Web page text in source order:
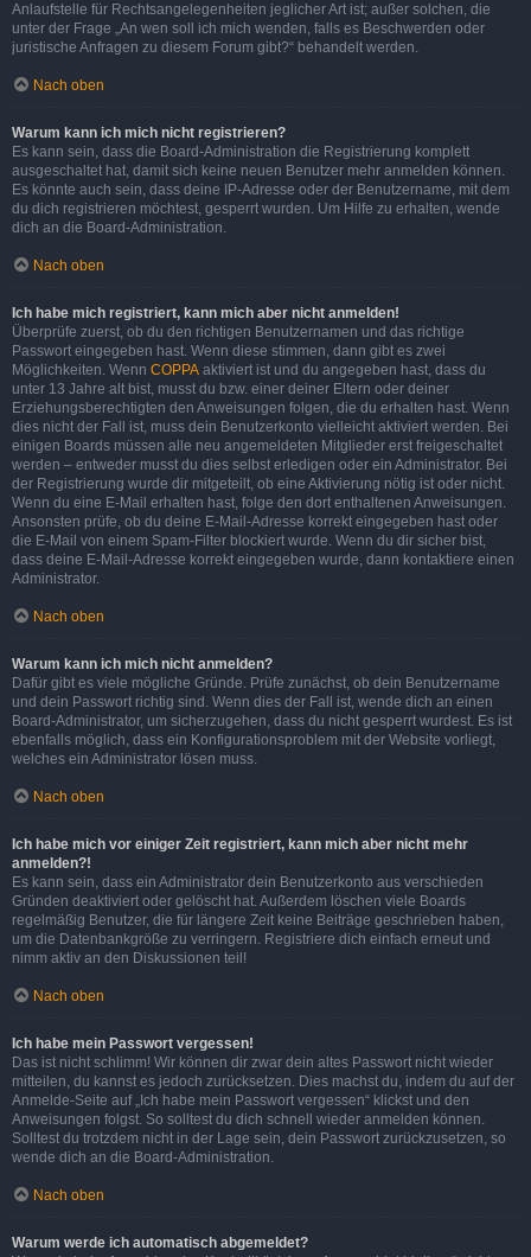
Anlaufstelle für Rechtsangelegenheiten jeglicher Art ist; außer solchen, die
unter der Frage „An wen soll ich mich wenden, falls es Beschwerden oder
juristische Anfragen zu diesem Forum gibt?“ behandelt werden.
Nach oben
Warum kann ich mich nicht registrieren?
Es kann sein, dass die Board-Administration die Registrierung komplett
ausgeschaltet hat, damit sich keine neuen Benutzer mehr anmelden können.
Es könnte auch sein, dass deine IP-Adresse oder der Benutzername, mit dem
du dich registrieren möchtest, gesperrt wurden. Um Hilfe zu erhalten, wende
dich an die Board-Administration.
Nach oben
Ich habe mich registriert, kann mich aber nicht anmelden!
Überprüfe zuerst, ob du den richtigen Benutzernamen und das richtige
Passwort eingegeben hast. Wenn diese stimmen, dann gibt es zwei
Möglichkeiten. Wenn COPPA aktiviert ist und du angegeben hast, dass du
unter 13 Jahre alt bist, musst du bzw. einer deiner Eltern oder deiner
Erziehungsberechtigten den Anweisungen folgen, die du erhalten hast. Wenn
dies nicht der Fall ist, muss dein Benutzerkonto vielleicht aktiviert werden. Bei
einigen Boards müssen alle neu angemeldeten Mitglieder erst freigeschaltet
werden – entweder musst du dies selbst erledigen oder ein Administrator. Bei
der Registrierung wurde dir mitgeteilt, ob eine Aktivierung nötig ist oder nicht.
Wenn du eine E-Mail erhalten hast, folge den dort enthaltenen Anweisungen.
Ansonsten prüfe, ob du deine E-Mail-Adresse korrekt eingegeben hast oder
die E-Mail von einem Spam-Filter blockiert wurde. Wenn du dir sicher bist,
dass deine E-Mail-Adresse korrekt eingegeben wurde, dann kontaktiere einen
Administrator.
Nach oben
Warum kann ich mich nicht anmelden?
Dafür gibt es viele mögliche Gründe. Prüfe zunächst, ob dein Benutzername
und dein Passwort richtig sind. Wenn dies der Fall ist, wende dich an einen
Board-Administrator, um sicherzugehen, dass du nicht gesperrt wurdest. Es ist
ebenfalls möglich, dass ein Konfigurationsproblem mit der Website vorliegt,
welches ein Administrator lösen muss.
Nach oben
Ich habe mich vor einiger Zeit registriert, kann mich aber nicht mehr
anmelden?!
Es kann sein, dass ein Administrator dein Benutzerkonto aus verschieden
Gründen deaktiviert oder gelöscht hat. Außerdem löschen viele Boards
regelmäßig Benutzer, die für längere Zeit keine Beiträge geschrieben haben,
um die Datenbankgröße zu verringern. Registriere dich einfach erneut und
nimm aktiv an den Diskussionen teil!
Nach oben
Ich habe mein Passwort vergessen!
Das ist nicht schlimm! Wir können dir zwar dein altes Passwort nicht wieder
mitteilen, du kannst es jedoch zurücksetzen. Dies machst du, indem du auf der
Anmelde-Seite auf „Ich habe mein Passwort vergessen“ klickst und den
Anweisungen folgst. So solltest du dich schnell wieder anmelden können.
Solltest du trotzdem nicht in der Lage sein, dein Passwort zurückzusetzen, so
wende dich an die Board-Administration.
Nach oben
Warum werde ich automatisch abgemeldet?